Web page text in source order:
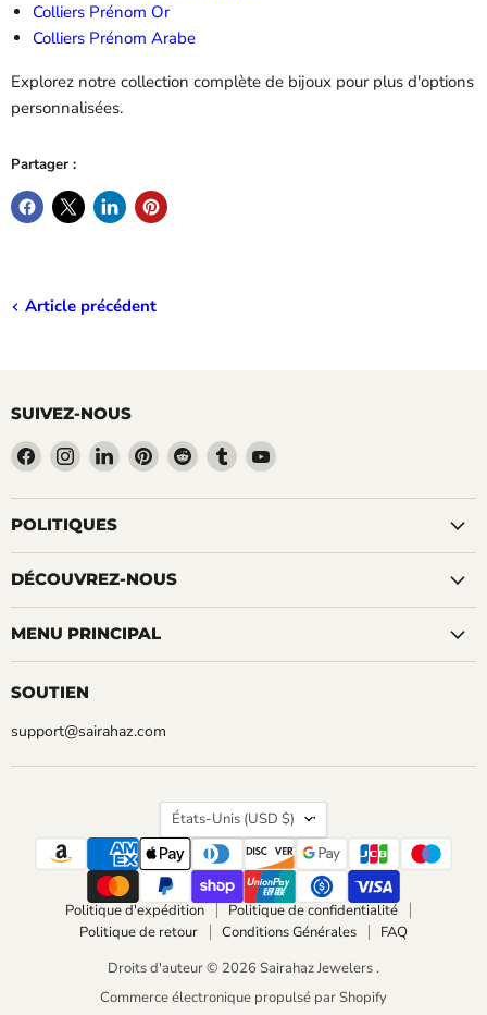
Colliers Prénom Or
Colliers Prénom Arabe
Explorez notre collection complète de bijoux pour plus d'options
personnalisées.
Partager :
Article précédent
SUIVEZ-NOUS
Trouvez-
nous
sur
Facebook
Trouvez-
nous
sur
Instagram
Trouvez-
nous
sur
Trouvez-
nous
sur
Trouvez-
nous
sur
Trouvez-
nous
sur
Trouvez-
sur
POLITIQUES
DÉCOUVREZ-NOUS
MENU PRINCIPAL
SOUTIEN
support@sairahaz.com
PAYS
États-Unis (USD $)
Politique d'expédition
Politique de confidentialité
Politique de retour
Conditions Générales
FAQ
Droits d'auteur © 2026 Sairahaz Jewelers .
Commerce électronique propulsé par Shopify